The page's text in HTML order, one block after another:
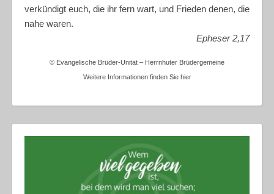
verkündigt euch, die ihr fern wart, und Frieden denen, die
nahe waren.
Epheser 2,17
© Evangelische Brüder-Unität – Herrnhuter Brüdergemeine
Weitere Informationen finden Sie hier